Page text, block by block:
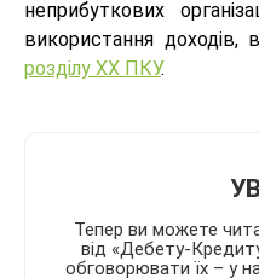
неприбуткових
використання доходів,
розділу ХХ ПКУ.
Тепер ви можете
від «Дебету-
обговорювати їх – у